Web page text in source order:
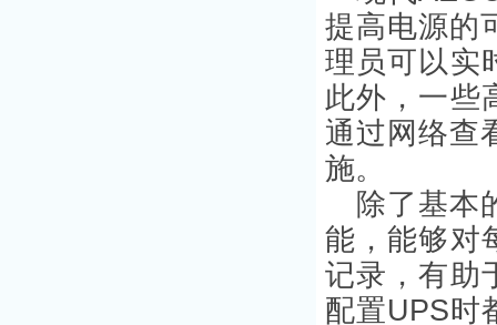
提高电源的
理员可以实
此外，一些
通过网络查
施。
除了基本
能，能够对
记录，有助
配置UPS时